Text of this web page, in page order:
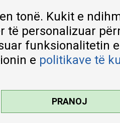
çmimevetonë. Kukit e
personalizuar
funksionalitetin
e politikave të
PRANOJ